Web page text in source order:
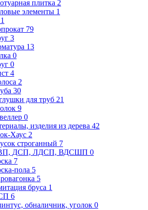
плитка 2
элементы 1
1
79
3
13
0
0
4
2
30
для труб 21
9
0
изделия из дерева 42
Хаус 2
строганный 7
ДСП, ЛДСП, ВДСШП 0
7
пола 5
5
бруса 1
6
обналичник, уголок 0